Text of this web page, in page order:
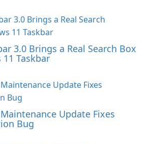
3.0 Brings a Real Search Box
Taskbar
Update Fixes
Bug